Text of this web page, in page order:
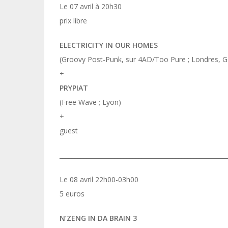
Le 07 avril à 20h30
prix libre
ELECTRICITY IN OUR HOMES
(Groovy Post-Punk, sur 4AD/Too Pure ; Londres,
+
PRYPIAT
(Free Wave ; Lyon)
+
guest
Le 08 avril 22h00-03h00
5 euros
N’ZENG IN DA BRAIN 3